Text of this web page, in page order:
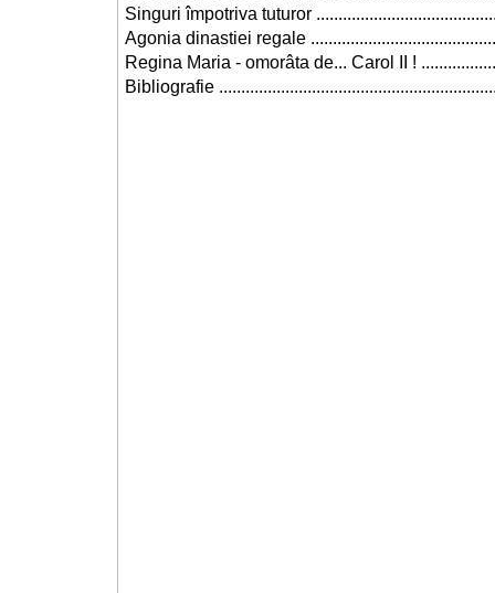
Singuri împotriva tuturor
Agonia dinastiei regale
Regina Maria - omorâta de... Carol II !
Bibliografie